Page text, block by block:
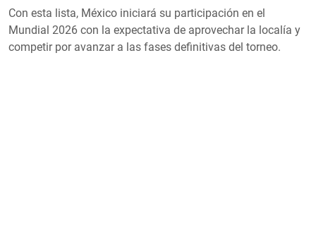
Con esta lista, México iniciará su participación en el
Mundial 2026 con la expectativa de aprovechar la localía y
competir por avanzar a las fases definitivas del torneo.